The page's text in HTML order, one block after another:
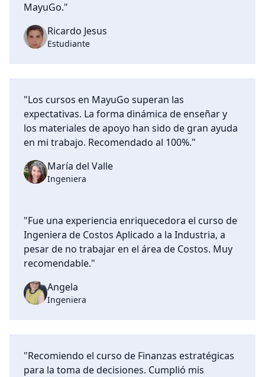
MayuGo."
Ricardo Jesus
Estudiante
"Los cursos en MayuGo superan las
expectativas. La forma dinámica de enseñar y
los materiales de apoyo han sido de gran ayuda
en mi trabajo. Recomendado al 100%."
María del Valle
Ingeniera
"Fue una experiencia enriquecedora el curso de
Ingeniera de Costos Aplicado a la Industria, a
pesar de no trabajar en el área de Costos. Muy
recomendable."
Angela
Ingeniera
"Recomiendo el curso de Finanzas estratégicas
para la toma de decisiones. Cumplió mis